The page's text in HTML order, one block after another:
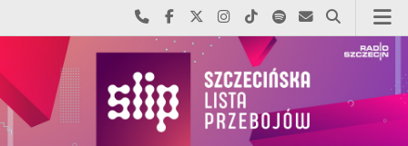
Najlepiej po prostu do nas zadzwoń
Odwiedź nas na Facebook-u
Odwiedź nas na X
Odwiedź nas na Instagram-ie
Odwiedź nas na TikTok-u
Szukaj nas na Spotify
Wyślij do nas
Szukaj